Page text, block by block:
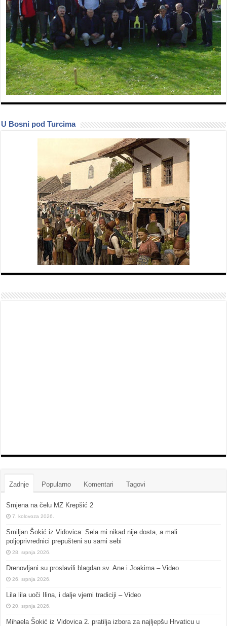
U Bosni pod Turcima
Zadnje Popularno Komentari Tagovi
Smjena na čelu MZ Krepšić 2
7. kolovoza 2026.
Smiljan Šokić iz Vidovica: Sela mi nikad nije dosta, a mali
poljoprivrednici prepušteni su sami sebi
28. srpnja 2026.
Drenovljani su proslavili blagdan sv. Ane i Joakima – Video
26. srpnja 2026.
Lila lila uoči Ilina, i dalje vjerni tradiciji – Video
20. srpnja 2026.
Mihaela Šokić iz Vidovica 2. pratilja izbora za najljepšu Hrvaticu u